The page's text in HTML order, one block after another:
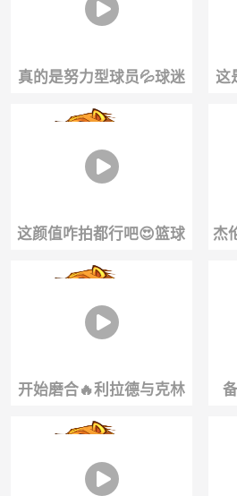
真的是努力型球员💦球迷
偶遇魔仙哥麦凯恩刚冒雨
跑完步！
这
这颜值咋拍都行吧😍篮球
女主持炼炼教大家怎么出
片~
杰
开始磨合🔥利拉德与克林
根练习挡拆配合！期待新
赛季！